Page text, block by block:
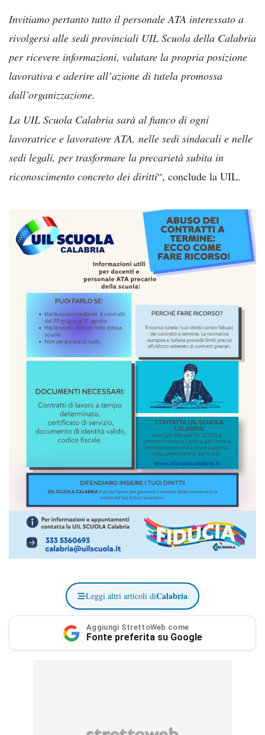
Invitiamo pertanto tutto il personale ATA interessato a
rivolgersi alle sedi provinciali UIL Scuola della Calabria
per ricevere informazioni, valutare la propria posizione
lavorativa e aderire all’azione di tutela promossa
dall’organizzazione.
La UIL Scuola Calabria sarà al fianco di ogni
lavoratrice e lavoratore ATA, nelle sedi sindacali e nelle
sedi legali, per trasformare la precarietà subita in
riconoscimento concreto dei diritti“, conclude la UIL.
Leggi altri articoli diCalabria
Aggiungi StrettoWeb come
Fonte preferita su Google